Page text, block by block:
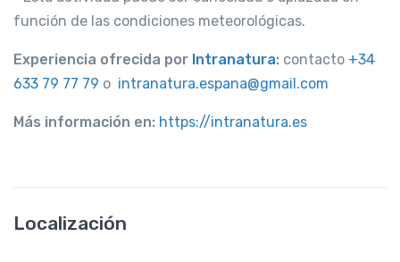
función de las condiciones meteorológicas.
Experiencia ofrecida por Intranatura: contacto +34
633 79 77 79 o intranatura.espana@gmail.com
Más información en: https://intranatura.es
Localización